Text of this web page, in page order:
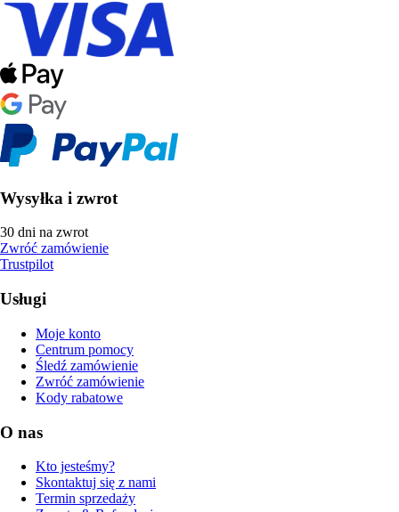
Wysyłka i zwrot
30 dni na zwrot
Zwróć zamówienie
Trustpilot
Usługi
Moje konto
Centrum pomocy
Śledź zamówienie
Zwróć zamówienie
Kody rabatowe
O nas
Kto jesteśmy?
Skontaktuj się z nami
Termin sprzedaży